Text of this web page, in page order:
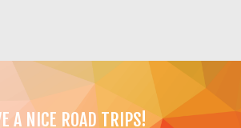
A NICE ROAD TRIPS!